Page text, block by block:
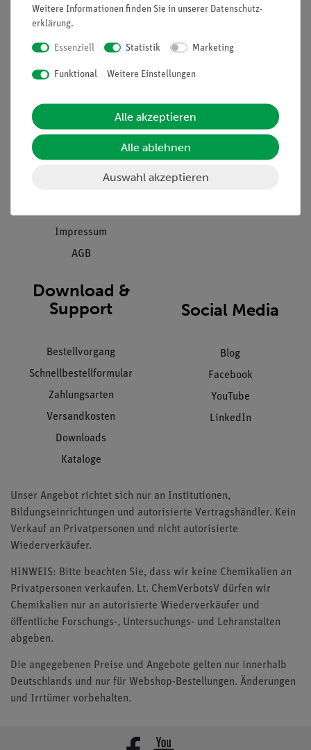
Informationen
Projekte und Lösungen
Impressum
AGB
Beratung & Showroom
Inventarisierungs- &
Inbetriebnahme & Schulungen
Kundendienst
Download &
Support
Bestellvorgang
Schnellbestellformular
Zahlungsarten
Versandkosten
Downloads
Kataloge
Social Media
Blog
Facebook
YouTube
LinkedIn
Unser Angebot richtet sich nur an Institutionen,
Bildungseinrichtungen und autorisierte Vertragshändler. Kein
Verkauf an Privatpersonen und nicht autorisierte
Wiederverkäufer.
HINWEIS: Bitte beachten Sie, dass wir keine Chemikalien an
Privatpersonen verkaufen. Lt. ChemVerbotsV dürfen wir
Chemikalien nur an autorisierte Wiederverkäufer und
öffentliche Forschungs-, Untersuchungs- und Lehranstalten
abgeben.
Die angegebenen Preise und Angebote gelten nur innerhalb
Deutschlands und nur für Webshop-Bestellungen. Änderungen
und Irrtümer vorbehalten.
Weitere Informationen finden Sie in unserer Daten­schutz­
erklärung.
Essenziell Statistik Marketing
Funktional Weitere Einstellungen
Alle akzeptieren
Alle ablehnen
Auswahl akzeptieren